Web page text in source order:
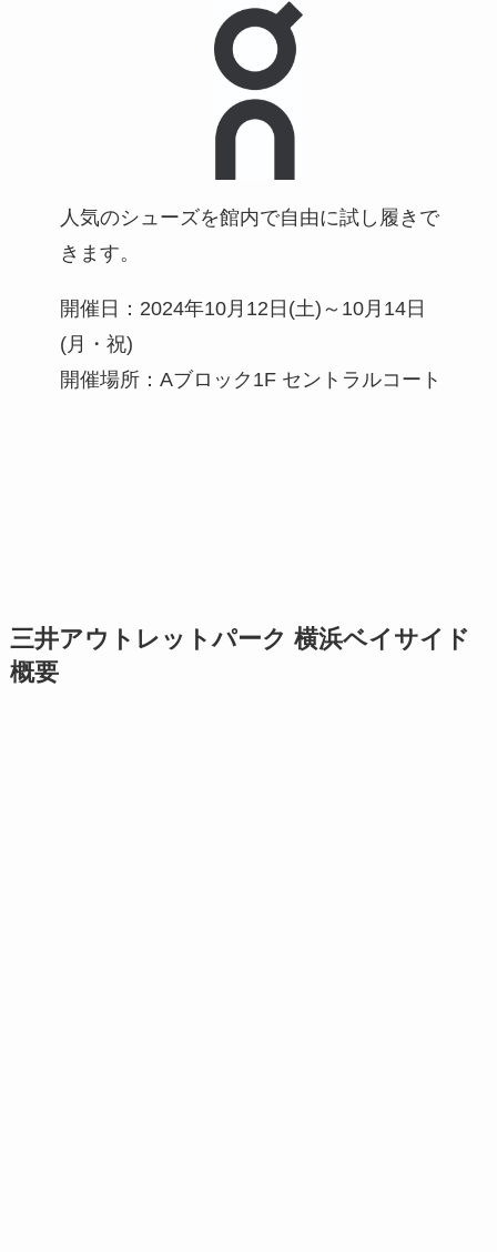
人気のシューズを館内で自由に試し履きで
きます。
開催日：2024年10月12日(土)～10月14日
(月・祝)
開催場所：Aブロック1F セントラルコート
三井アウトレットパーク 横浜ベイサイド
概要